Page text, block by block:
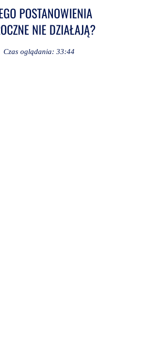
POSTANOWIENIA
NIE DZIAŁAJĄ?
Czas oglądania: 33:44